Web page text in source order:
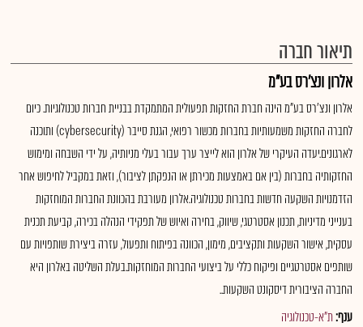
תיאור חברה
אלרון ונצ'רס בע"מ
אלרון ונצ'רס בע"מ הינה חברת החזקות תפעולית המתמקדת בבניית חברות טכנולוגיות. כיום
לחברה החזקות משמעותיות בחברות מכשור רפואי, הגנת סייבר (cybersecurity) ותוכנה
לארגונים.יעדה העיקרי של אלרון הוא לייצר ערך עבור בעלי מניותיה, על ידי השבחה ומימוש
החזקותיה בחברות (בין אם באמצעות מכירתן או הנפקתן לציבור), וזאת במקביל לחיפוש אחר
הזדמנויות השקעה חדשות בחברות טכנולוגיה.אלרון מעורבת בהכוונת החברות המוחזקות
בענייני מדיניות, תכנון אסטרטגי, שיווק, בחירה ואיוש של תפקידי הנהלה בכירה, קביעת תכנית
עסקית, אישור השקעות ותקציבים, מימון, הכוונה בפיתוח ותפעול, עזרה ביצירת שותפויות עם
שותפים אסטרטגיים ופיקוח כללי על ביצועי החברות המוחזקות.בעלת השליטה באלרון היא
החברה הציבורית דיסקונט השקעות..
ענף:ת"א-טכנולוגיה